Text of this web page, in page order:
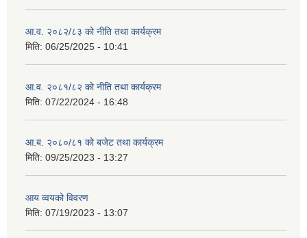
आ.व. २०८२/८३ को नीति तथा कार्यक्रम
मिति: 06/25/2025 - 10:41
आ.व. २०८१/८२ को नीति तथा कार्यक्रम
मिति: 07/22/2024 - 16:48
आ.ब. २०८०/८१ को बजेट तथा कार्यक्रम
मिति: 09/25/2023 - 13:27
आय व्वयको विवरण
मिति: 07/19/2023 - 13:07